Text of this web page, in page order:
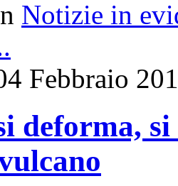
Notizie in
Febbraio
deforma,